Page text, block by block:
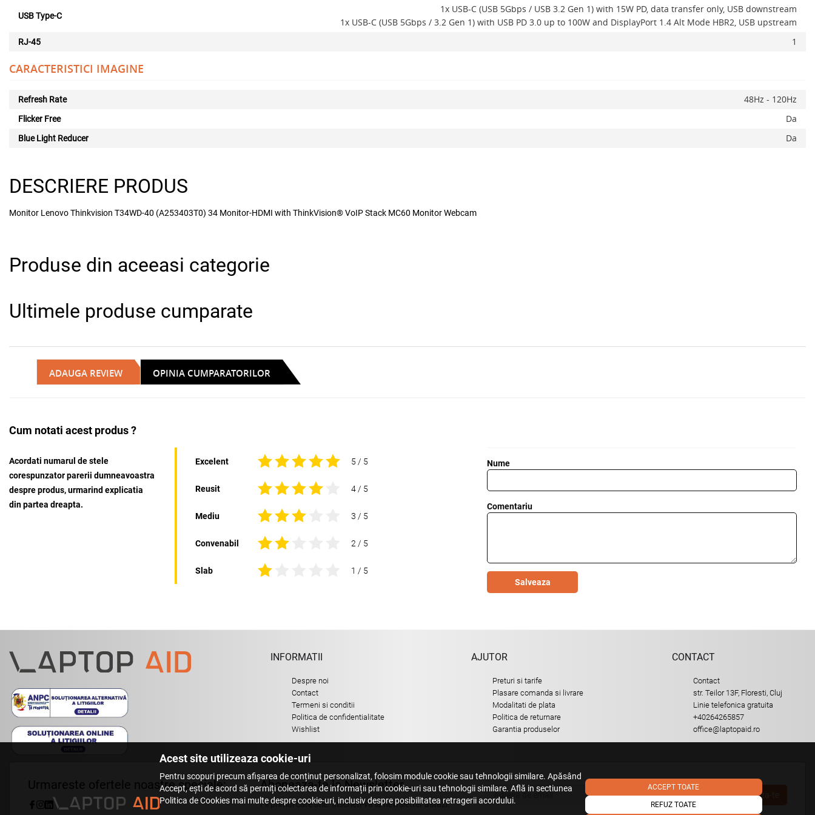
USB Type-C
1x USB-C (USB 5Gbps / USB 3.2 Gen 1) with 15W PD, data transfer only, USB downstream
1x USB-C (USB 5Gbps / 3.2 Gen 1) with USB PD 3.0 up to 100W and DisplayPort 1.4 Alt Mode HBR2, USB upstream
RJ-45 1
CARACTERISTICI IMAGINE
Refresh Rate 48Hz - 120Hz
Flicker Free Da
Blue Light Reducer Da
DESCRIERE PRODUS
Monitor Lenovo Thinkvision T34WD-40 (A253403T0) 34 Monitor-HDMI with ThinkVision® VoIP Stack MC60 Monitor Webcam
Produse din aceeasi categorie
Ultimele produse cumparate
ADAUGA REVIEW OPINIA CUMPARATORILOR
Cum notati acest produs ?
Acordati numarul de stele
corespunzator parerii dumneavoastra
despre produs, urmarind explicatia
din partea dreapta.
Excelent 5 / 5
Reusit 4 / 5
Mediu 3 / 5
Convenabil 2 / 5
Slab 1 / 5
Nume
Comentariu
Salveaza
INFORMATII
Despre noi
Contact
Termeni si conditii
Politica de confidentialitate
Wishlist
AJUTOR
Preturi si tarife
Plasare comanda si livrare
Modalitati de plata
Politica de returnare
Garantia produselor
CONTACT
Contact
str. Teilor 13F, Floresti, Cluj
Linie telefonica gratuita
+40264265857
office@laptopaid.ro
Urmareste ofertele noastre speciale: Aboneaza-te la Newsletter
Fii primul care stie. Inscrieti-vă la newsletter astazi.
Aboneaza-te
Acest site utilizeaza cookie-uri
Pentru scopuri precum afișarea de conținut personalizat, folosim module cookie sau tehnologii similare. Apăsând
Accept, ești de acord să permiți colectarea de informații prin cookie-uri sau tehnologii similare. Află in sectiunea
Politica de Cookies mai multe despre cookie-uri, inclusiv despre posibilitatea retragerii acordului.
ACCEPT TOATE
REFUZ TOATE